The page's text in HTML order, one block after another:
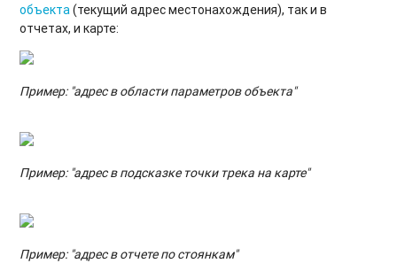
объекта(текущий адрес местонахождения), так и в
отчетах, и карте:
Пример: "адрес в области параметров объекта"
Пример: "адрес в подсказке точки трека на карте"
Пример: "адрес в отчете по стоянкам"